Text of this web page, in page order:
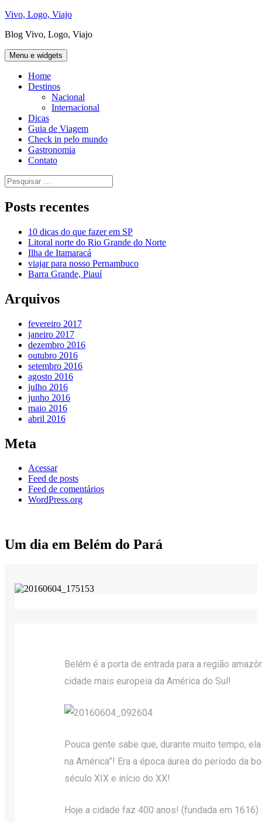
Pular
o
Vivo, Logo, Viajo
Blog Vivo, Logo, Viajo
Menu e widgets
Home
Destinos
Nacional
Internacional
Dicas
Guia de Viagem
Check in pelo mundo
Gastronomia
Contato
Pesquisar
por:
Posts recentes
10 dicas do que fazer em SP
Litoral norte do Rio Grande do Norte
Ilha de Itamaracá
viajar para nosso Pernambuco
Barra Grande, Piauí
Arquivos
fevereiro 2017
janeiro 2017
dezembro 2016
outubro 2016
setembro 2016
agosto 2016
julho 2016
junho 2016
maio 2016
abril 2016
Meta
Acessar
Feed de posts
Feed de comentários
WordPress.org
Um dia em Belém do Pará
Belém é a porta de entrada para a região
cidade mais europeia da América do Sul!
Pouca gente sabe que, durante muito tempo,
na América”! Era a época áurea do período da
século XIX e início do XX!
Hoje a cidade faz 400 anos! (fundada em 1616)